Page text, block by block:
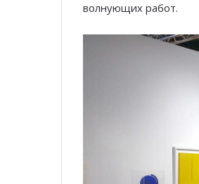
волнующих работ.